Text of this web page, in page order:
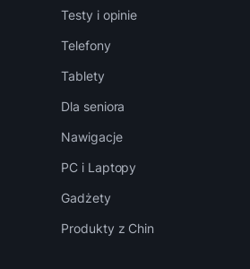
Testy i opinie
Telefony
Tablety
Dla seniora
Nawigacje
PC i Laptopy
Gadżety
Produkty z Chin